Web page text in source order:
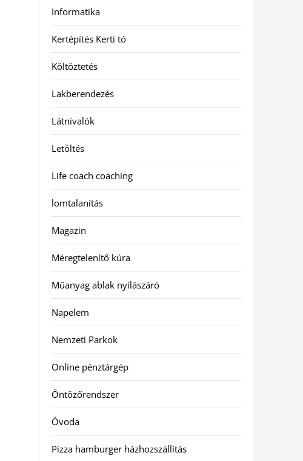
Informatika
Kertépítés Kerti tó
Költöztetés
Lakberendezés
Látnivalók
Letöltés
Life coach coaching
lomtalanítás
Magazin
Méregtelenítő kúra
Műanyag ablak nyílászáró
Napelem
Nemzeti Parkok
Online pénztárgép
Öntözőrendszer
Óvoda
Pizza hamburger házhozszállítás